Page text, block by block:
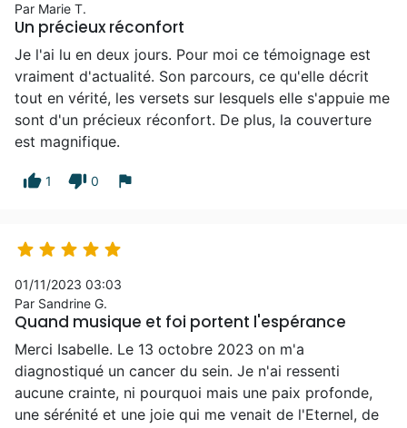
Par Marie T.
Un précieux réconfort
Je l'ai lu en deux jours. Pour moi ce témoignage est
vraiment d'actualité. Son parcours, ce qu'elle décrit
tout en vérité, les versets sur lesquels elle s'appuie me
sont d'un précieux réconfort. De plus, la couverture
est magnifique.
thumb_up 1 thumb_down 0 flag
    
01/11/2023 03:03
Par Sandrine G.
Quand musique et foi portent l'espérance
Merci Isabelle. Le 13 octobre 2023 on m'a
diagnostiqué un cancer du sein. Je n'ai ressenti
aucune crainte, ni pourquoi mais une paix profonde,
une sérénité et une joie qui me venait de l'Eternel, de